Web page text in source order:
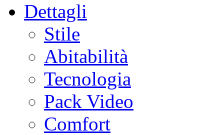
Dettagli
Stile
Abitabilità
Tecnologia
Pack Video
Comfort